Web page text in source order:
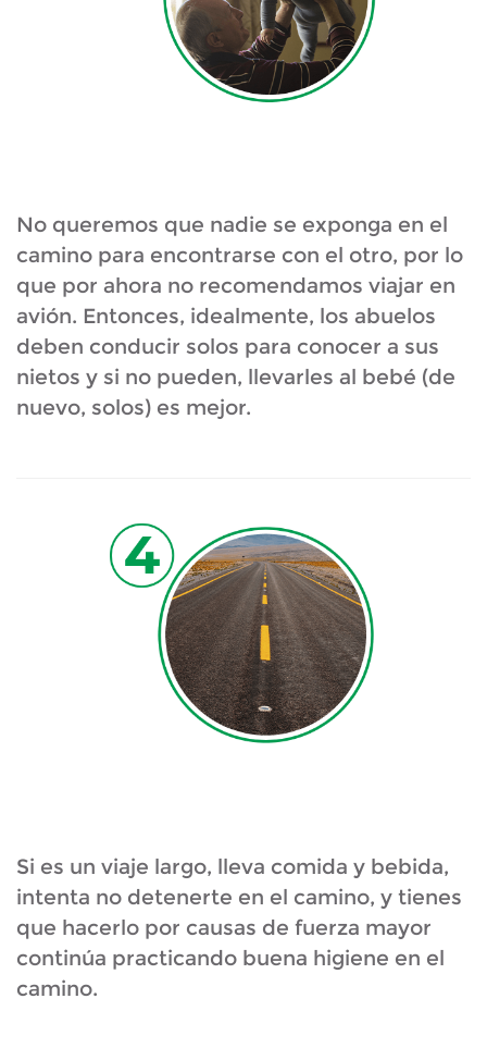
No queremos que nadie se exponga en el
camino para encontrarse con el otro, por lo
que por ahora no recomendamos viajar en
avión. Entonces, idealmente, los abuelos
deben conducir solos para conocer a sus
nietos y si no pueden, llevarles al bebé (de
nuevo, solos) es mejor.
Si es un viaje largo, lleva comida y bebida,
intenta no detenerte en el camino, y tienes
que hacerlo por causas de fuerza mayor
continúa practicando buena higiene en el
camino.